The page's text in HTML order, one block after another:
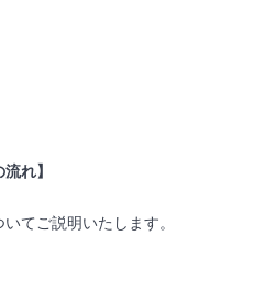
れ】
てご説明いたします。